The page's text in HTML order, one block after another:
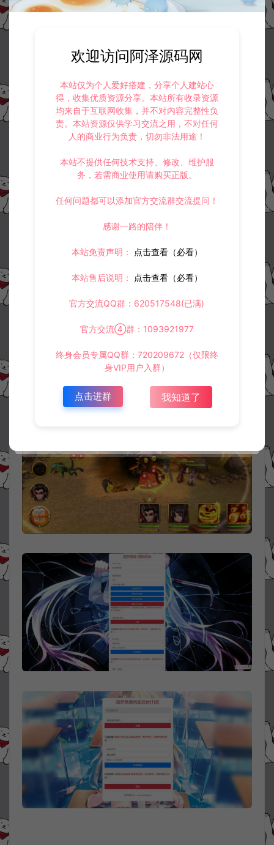
欢迎访问阿泽源码网
本站仅为个人爱好搭建，分享个人建站心
得，收集优质资源分享。本站所有收录资源
均来自于互联网收集，并不对内容完整性负
责。本站资源仅供学习交流之用，不对任何
人的商业行为负责，切勿非法用途！
本站不提供任何技术支持、修改、维护服
务，若需商业使用请购买正版。
任何问题都可以添加官方交流群交流提问！
感谢一路的陪伴！
本站免责声明： 点击查看（必看）
本站售后说明： 点击查看（必看）
官方交流QQ群：620517548(已满)
官方交流④群：1093921977
终身会员专属QQ群：720209672（仅限终
身VIP用户入群）
点击进群 我知道了